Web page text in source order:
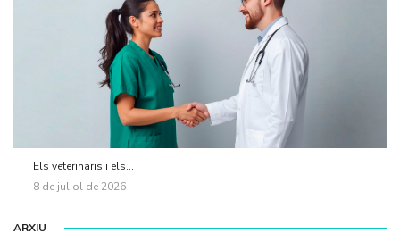
Els veterinaris i els...
8 de juliol de 2026
ARXIU